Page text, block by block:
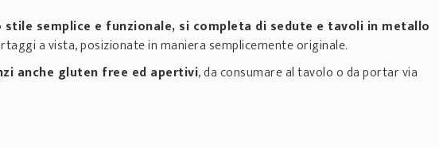
stile semplice e funzionale, si completa di sedute e tavoli in metallo
a vista, posizionate in maniera semplicemente originale.
anche gluten free ed apertivi, da consumare al tavolo o da portar via